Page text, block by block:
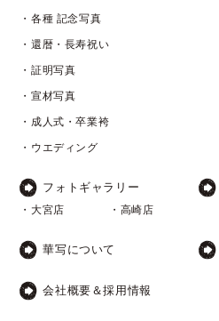
・各種 記念写真
・還暦・長寿祝い
・証明写真
・宣材写真
・成人式・卒業袴
・ウエディング
フォトギャラリー
・大宮店 ・高崎店
華写について
会社概要＆採用情報